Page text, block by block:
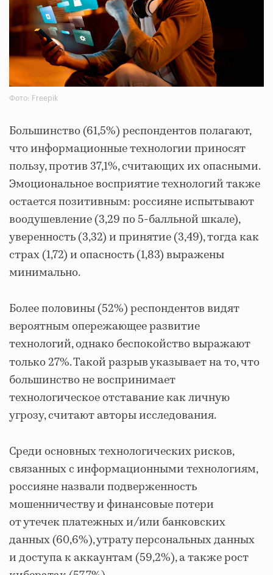
Фото: Freepik
Большинство (61,5%) респондентов полагают,
что информационные технологии приносят
пользу, против 37,1%, считающих их опасными.
Эмоциональное восприятие технологий также
остается позитивным: россияне испытывают
воодушевление (3,29 по 5-балльной шкале),
уверенность (3,32) и принятие (3,49), тогда как
страх (1,72) и опасность (1,83) выражены
минимально.
Более половины (52%) респондентов видят
вероятным опережающее развитие
технологий, однако беспокойство выражают
только 27%. Такой разрыв указывает на то, что
большинство не воспринимает
технологическое отставание как личную
угрозу, считают авторы исследования.
Среди основных технологических рисков,
связанных с информационными технологиям,
россияне назвали подверженность
мошенничеству и финансовые потери
от утечек платежных и/или банковских
данных (60,6%), утрату персональных данных
и доступа к аккаунтам (59,2%), а также рост